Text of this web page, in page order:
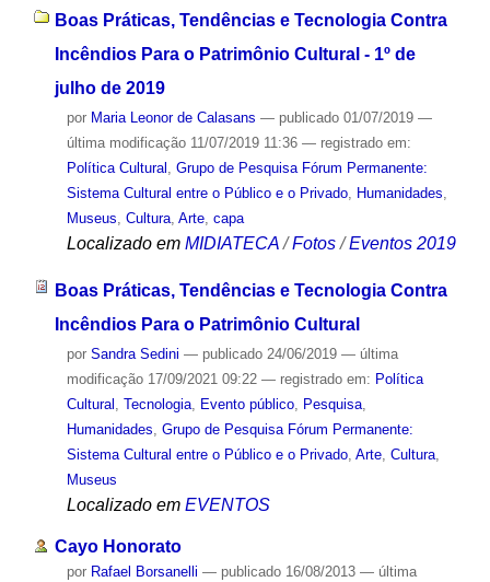
Boas Práticas, Tendências e Tecnologia Contra
Incêndios Para o Patrimônio Cultural - 1º de
julho de 2019
por Maria Leonor de Calasans — publicado01/07/2019 —
última modificação11/07/2019 11:36 — registrado em:
Política Cultural
Grupo de Pesquisa Fórum Permanente:
Sistema Cultural entre o Público e o Privado, Humanidades
Museus Cultura, Arte, capa
Localizado em MIDIATECA /Fotos /Eventos 2019
Boas Práticas, Tendências e Tecnologia Contra
Incêndios Para o Patrimônio Cultural
por Sandra Sedini — publicado24/06/2019 — última
modificação17/09/2021 09:22 — registrado em: Política
Cultural Tecnologia, Evento público, Pesquisa,
Humanidades Grupo de Pesquisa Fórum Permanente:
Sistema Cultural entre o Público e o Privado, Arte, Cultura,
Museus
Localizado em EVENTOS
Cayo Honorato
por Rafael Borsanelli — publicado16/08/2013 — última